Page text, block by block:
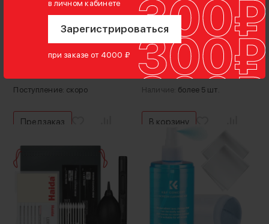
в личном кабинете
Зарегистрироваться
при заказе от 4000 ₽
Салфетка Haida Microfiber
Lens Cloth 30x30см
Поступление: скоро
Предзаказ
Набор для чистки оптики
K&F Concept Cleaning kit
9-in-1
Нет оценок
Наличие: более 5 шт.
В корзину